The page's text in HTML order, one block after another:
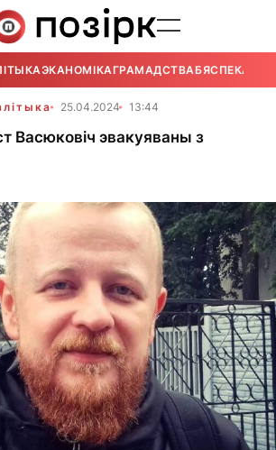
ЭКАНОМІКАГРАМАДСТВАБЯСПЕКА
25.04.2024 13:44
Васюковіч эвакуяваны з